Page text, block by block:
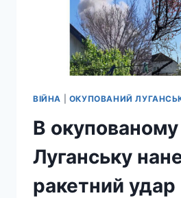
ВІЙНА ОКУПОВАНИЙ
В окупованому
Луганську
ракетний удар